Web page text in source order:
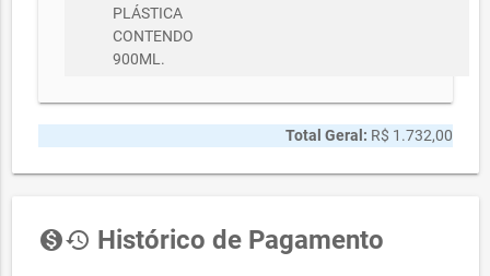
PLÁSTICA
CONTENDO
900ML.
Total Geral: R$ 1.732,00
monetization_onhistory Histórico de Pagamento